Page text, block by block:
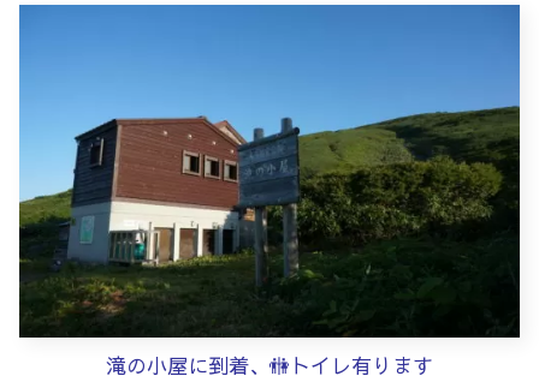
滝の小屋に到着、🚻トイレ有ります